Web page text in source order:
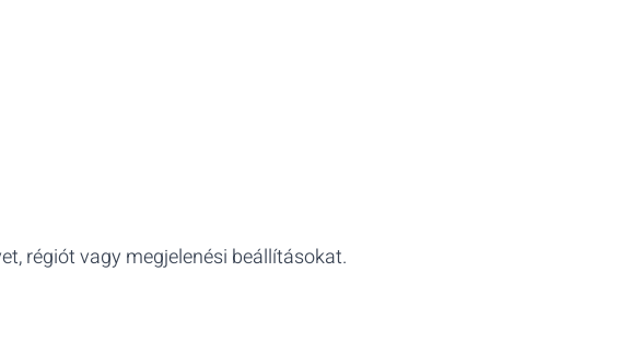
régiót vagy megjelenési beállításokat.